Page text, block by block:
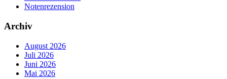
Notenrezension
Archiv
August 2026
Juli 2026
Juni 2026
Mai 2026